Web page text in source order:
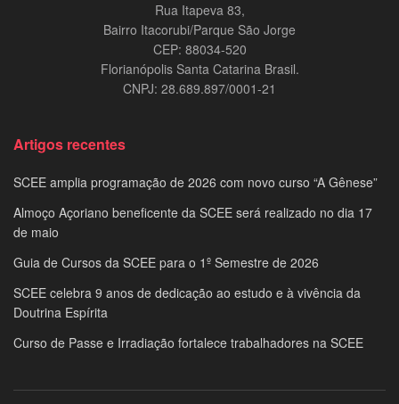
Rua Itapeva 83,
Bairro Itacorubi/Parque São Jorge
CEP: 88034-520
Florianópolis Santa Catarina Brasil.
CNPJ: 28.689.897/0001-21
Artigos recentes
SCEE amplia programação de 2026 com novo curso “A Gênese”
Almoço Açoriano beneficente da SCEE será realizado no dia 17
de maio
Guia de Cursos da SCEE para o 1º Semestre de 2026
SCEE celebra 9 anos de dedicação ao estudo e à vivência da
Doutrina Espírita
Curso de Passe e Irradiação fortalece trabalhadores na SCEE